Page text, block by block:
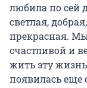
любила по сей
светлая,
прекрасная.
счастливой и
жить эту
появилась еще